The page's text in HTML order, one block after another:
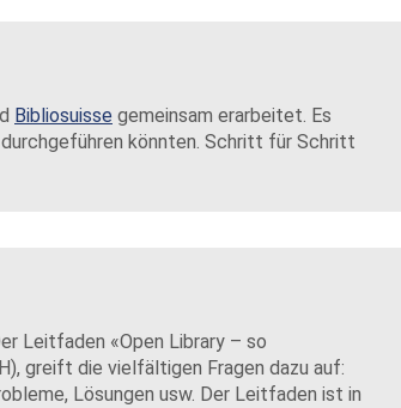
Bibliosuisse gemeinsam erarbeitet. Es
könnten. Schritt für Schritt
Leitfaden «Open Library – so
greift die vielfältigen Fragen dazu auf:
Lösungen usw. Der Leitfaden ist in